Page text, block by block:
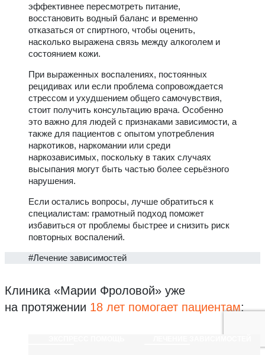
#Лечение зависимостей
эффективнее пересмотреть питание,
восстановить водный баланс и временно
отказаться от спиртного, чтобы оценить,
насколько выражена связь между алкоголем и
состоянием кожи.
При выраженных воспалениях, постоянных
рецидивах или если проблема сопровождается
стрессом и ухудшением общего самочувствия,
стоит получить консультацию врача. Особенно
это важно для людей с признаками зависимости, а
также для пациентов с опытом употребления
наркотиков, наркомании или среди
наркозависимых, поскольку в таких случаях
высыпания могут быть частью более серьёзного
нарушения.
Если остались вопросы, лучше обратиться к
специалистам: грамотный подход поможет
избавиться от проблемы быстрее и снизить риск
повторных воспалений.
Клиника «Марии Фроловой» уже
на протяжении 18 лет помогает пациентам: